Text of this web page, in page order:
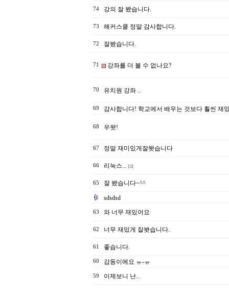
74 강의 잘 봤습니다.
73 해커스쿨 정말 감사합니다.
72 잘봤습니다.
71 강좌를 더 볼 수 없나요?
70 유치원 강좌 ..
69 감사합니다! 학교에서 배우는 것보다 훨씬 재
68 우왓!
67 정말 재미있게잘봣습니다
66 리눅스... [1]
65 잘 봤습니다~^^
sdsdsd
63 와 너무 재밌어요
62 너무 재밌게 잘봣습니다.
61 좋습니다.
60 감동이에요 ㅠ-ㅠ
59 이제보니 난...